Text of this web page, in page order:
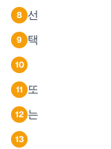
8 선
9 택
10
11 또
12 는
13